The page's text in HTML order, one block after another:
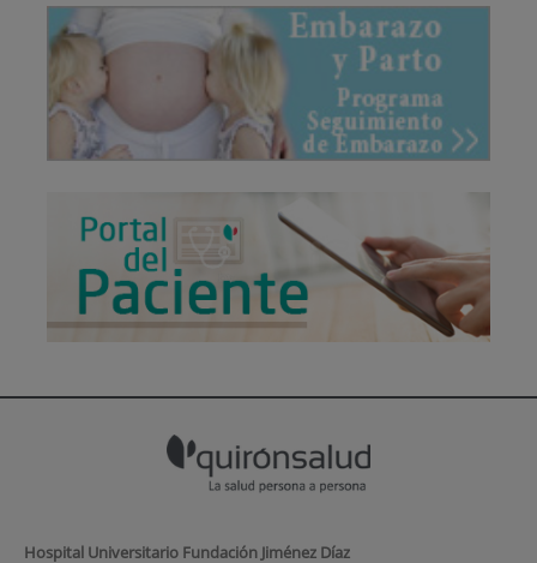
Hospital Universitario Fundación Jiménez Díaz